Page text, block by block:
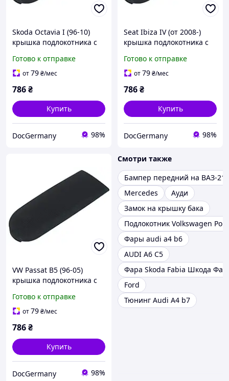
Skoda Octavia I (96-10)
крышка подлокотника с
Октавия 1
Готово к отправке
от79₴/мес
786₴
Купить
DocGermany 98%
Seat Ibiza IV (от 2008-)
крышка подлокотника с
Ибица 4
Готово к отправке
от79₴/мес
786₴
Купить
DocGermany 98%
VW Passat B5 (96-05)
крышка подлокотника с
Фольцваген Пассат Б5
Готово к отправке
от79₴/мес
786₴
Купить
DocGermany 98%
Смотри также
Бампер передний на ВАЗ-
Mercedes
Ауди
Замок на крышку бака
Подлокотник Volkswagen Polo
Фары audi a4 b6
AUDI A6 C5
Фара Skoda Fabia Шкода
Ford
Тюнинг Audi A4 b7